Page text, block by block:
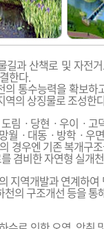
과 산책로 및 자전
한다.
통수능력을 확보하
역의 상징물로 조성한
림ㆍ당현ㆍ우이ㆍ고
월ㆍ대동ㆍ방학ㆍ우
경우엔 기존 복개구
겸비한 자연형 실개
지역개발과 연계하
의 구조개선 등을 통